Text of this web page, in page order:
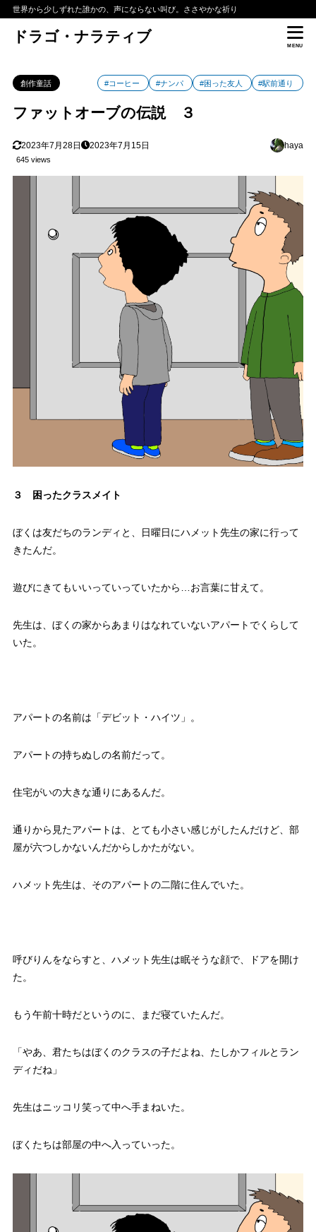
世界から少しずれた誰かの、声にならない叫び。ささやかな祈り
ドラゴ・ナラティブ
MENU
創作童話 #コーヒー #ナンパ #困った友人 #駅前通り
ファットオーブの伝説 ３
2023年7月28日 2023年7月15日 haya
645 views
３ 困ったクラスメイト
ぼくは友だちのランディと、日曜日にハメット先生の家に行って
きたんだ。
遊びにきてもいいっていっていたから…お言葉に甘えて。
先生は、ぼくの家からあまりはなれていないアパートでくらして
いた。
アパートの名前は「デビット・ハイツ」。
アパートの持ちぬしの名前だって。
住宅がいの大きな通りにあるんだ。
通りから見たアパートは、とても小さい感じがしたんだけど、部
屋が六つしかないんだからしかたがない。
ハメット先生は、そのアパートの二階に住んでいた。
呼びりんをならすと、ハメット先生は眠そうな顔で、ドアを開け
た。
もう午前十時だというのに、まだ寝ていたんだ。
「やあ、君たちはぼくのクラスの子だよね、たしかフィルとラン
ディだね」
先生はニッコリ笑って中へ手まねいた。
ぼくたちは部屋の中へ入っていった。